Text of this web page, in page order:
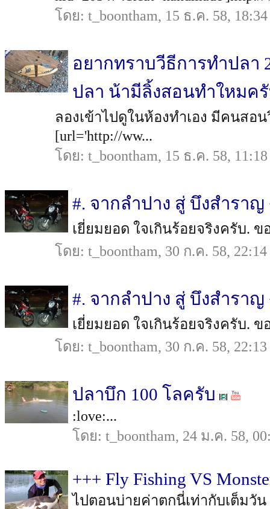
โดย: t_boontham, 15 ธ.ค. 58, 18:34
อยากทราบวีธีการทำปลา
ปลา น้ามีลิ้งสอนทำใหมค
ลองเข้าไปดูในห้องทำเอง มีคนสอ
[url='http://ww...
โดย: t_boontham, 15 ธ.ค. 58, 11:18
#. จากลำปาง สู่ บึงสำรา
เยี่ยมยอด ใจเกินร้อยจริงครับ.
โดย: t_boontham, 30 ก.ค. 58, 22:14
#. จากลำปาง สู่ บึงสำรา
เยี่ยมยอด ใจเกินร้อยจริงครับ.
โดย: t_boontham, 30 ก.ค. 58, 22:13
ปลาบึก 100 โลครับ
:love:...
โดย: t_boontham, 24 ม.ค. 58,
+++ Fly Fishing VS
ไปตอนบ่ายค่าตกนี่เท่ากับเต็มวัน